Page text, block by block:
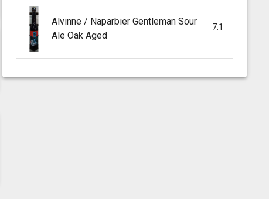
Alvinne / Naparbier Gentleman Sour
Ale Oak Aged
7.1